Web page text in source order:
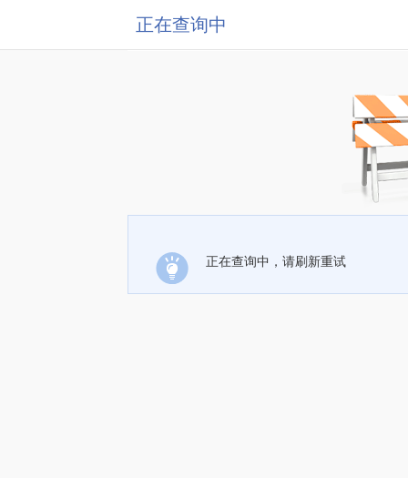
正在查询中
正在查询中，请刷新重试